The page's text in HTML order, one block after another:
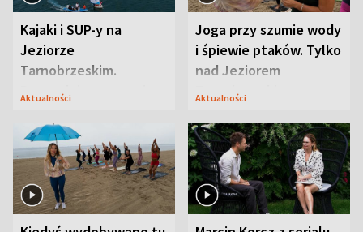
Kajaki i SUP-y na
Jeziorze
Tarnobrzeskim.
Przyrodnicy zwracają
Aktualności
Joga przy szumie wody
i śpiewie ptaków. Tylko
nad Jeziorem
Tarnobrzeskim
Aktualności